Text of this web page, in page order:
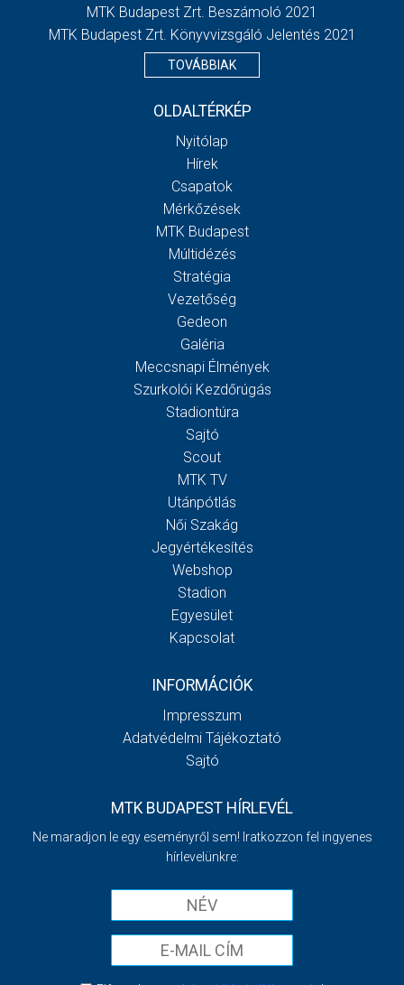
MTK Budapest Zrt. Beszámoló 2021
MTK Budapest Zrt. Könyvvizsgáló Jelentés 2021
TOVÁBBIAK
OLDALTÉRKÉP
Nyitólap
Hírek
Csapatok
Mérkőzések
MTK Budapest
Múltidézés
Stratégia
Vezetőség
Gedeon
Galéria
Meccsnapi Élmények
Szurkolói Kezdőrúgás
Stadiontúra
Sajtó
Scout
MTK TV
Utánpótlás
Női Szakág
Jegyértékesítés
Webshop
Stadion
Egyesület
Kapcsolat
INFORMÁCIÓK
Impresszum
Adatvédelmi Tájékoztató
Sajtó
MTK BUDAPEST HÍRLEVÉL
Ne maradjon le egy eseményről sem! Iratkozzon fel ingyenes
hírlevelünkre: